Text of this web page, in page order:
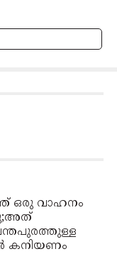
ഒരു വാഹനം
കനിയണം